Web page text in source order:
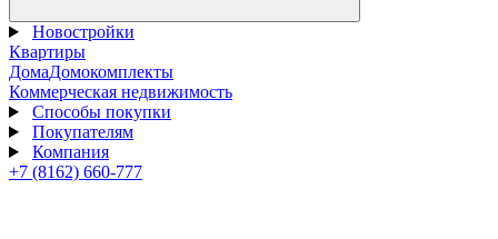
Новостройки
Квартиры
ДомаДомокомплекты
Коммерческая недвижимость
Способы покупки
Покупателям
Компания
+7 (8162) 660-777